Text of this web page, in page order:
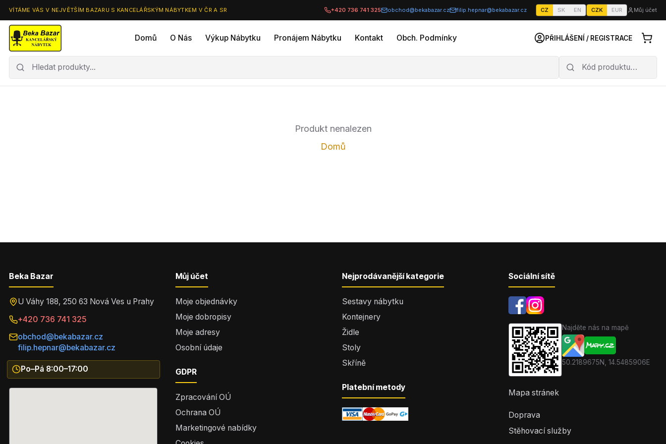
VÍTÁME VÁS V NEJVĚTŠÍM BAZARU S KANCELÁŘSKÝM NÁBYTKEM V ČR A SR +420 736 741 325 obchod@bekabazar.cz filip.hepnar@bekabazar.cz CZ SK EN CZK EUR Můj účet
Domů O Nás Výkup Nábytku Pronájem Nábytku Kontakt Obch. Podmínky PŘIHLÁŠENÍ / REGISTRACE
Produkt nenalezen
Domů
Beka Bazar
U Váhy 188, 250 63 Nová Ves u Prahy
+420 736 741 325
obchod@bekabazar.cz
filip.hepnar@bekabazar.cz
Po–Pá 8:00–17:00
Můj účet
Moje objednávky
Moje dobropisy
Moje adresy
Osobní údaje
GDPR
Zpracování OÚ
Ochrana OÚ
Marketingové nabídky
Nejprodávanější kategorie
Sestavy nábytku
Kontejnery
Židle
Stoly
Skříně
Platební metody
Sociální sítě
Najděte nás na mapě
50.2189675N, 14.5485906E
Mapa stránek
Doprava
Stěhovací služby